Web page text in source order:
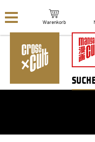
Warenkorb